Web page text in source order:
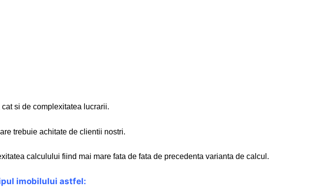
si de complexitatea lucrarii.
trebuie achitate de clientii nostri.
calculului fiind mai mare fata de fata de precedenta varianta de calcul.
imobilului astfel: